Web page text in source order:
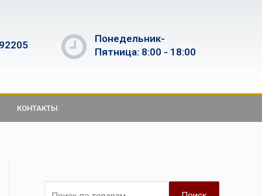
Понедельник-
Пятница: 8:00 - 18:00
КОНТАКТЫ